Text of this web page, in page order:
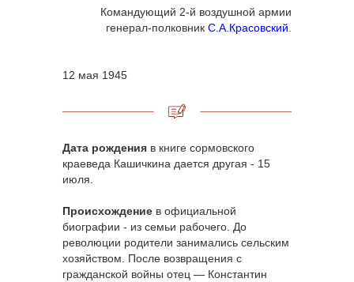
Командующий 2-й воздушной армии
генерал-полковник С.А.Красовский.
12 мая 1945
Дата рождения в книге сормовского
краеведа Кашичкина дается другая - 15
июля.
Происхождение в официальной
биографии - из семьи рабочего. До
революции родители занимались сельским
хозяйством. После возвра­щения с
гражданской войны отец — Константин